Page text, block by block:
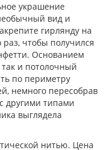
украшение
вид и
гирлянду на
чтобы получился
Основанием
так и потолочный
по периметру
немного пересобрав
другими типами
выглядела
нитью. Цена